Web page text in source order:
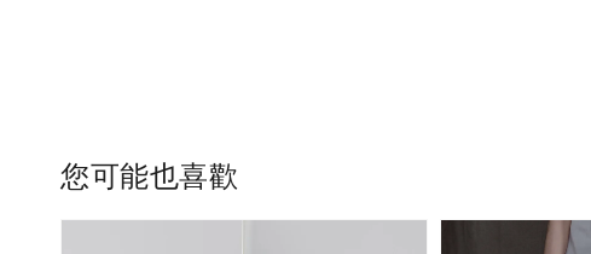
您可能也喜歡